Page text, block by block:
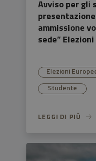
Avviso per gli
ammissione
sede”
Elezioni
Studente
LEGGI DI PIÙ